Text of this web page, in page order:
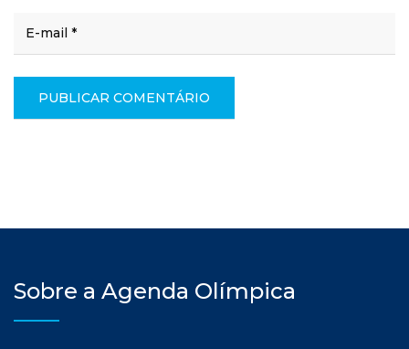
Sobre a Agenda Olímpica